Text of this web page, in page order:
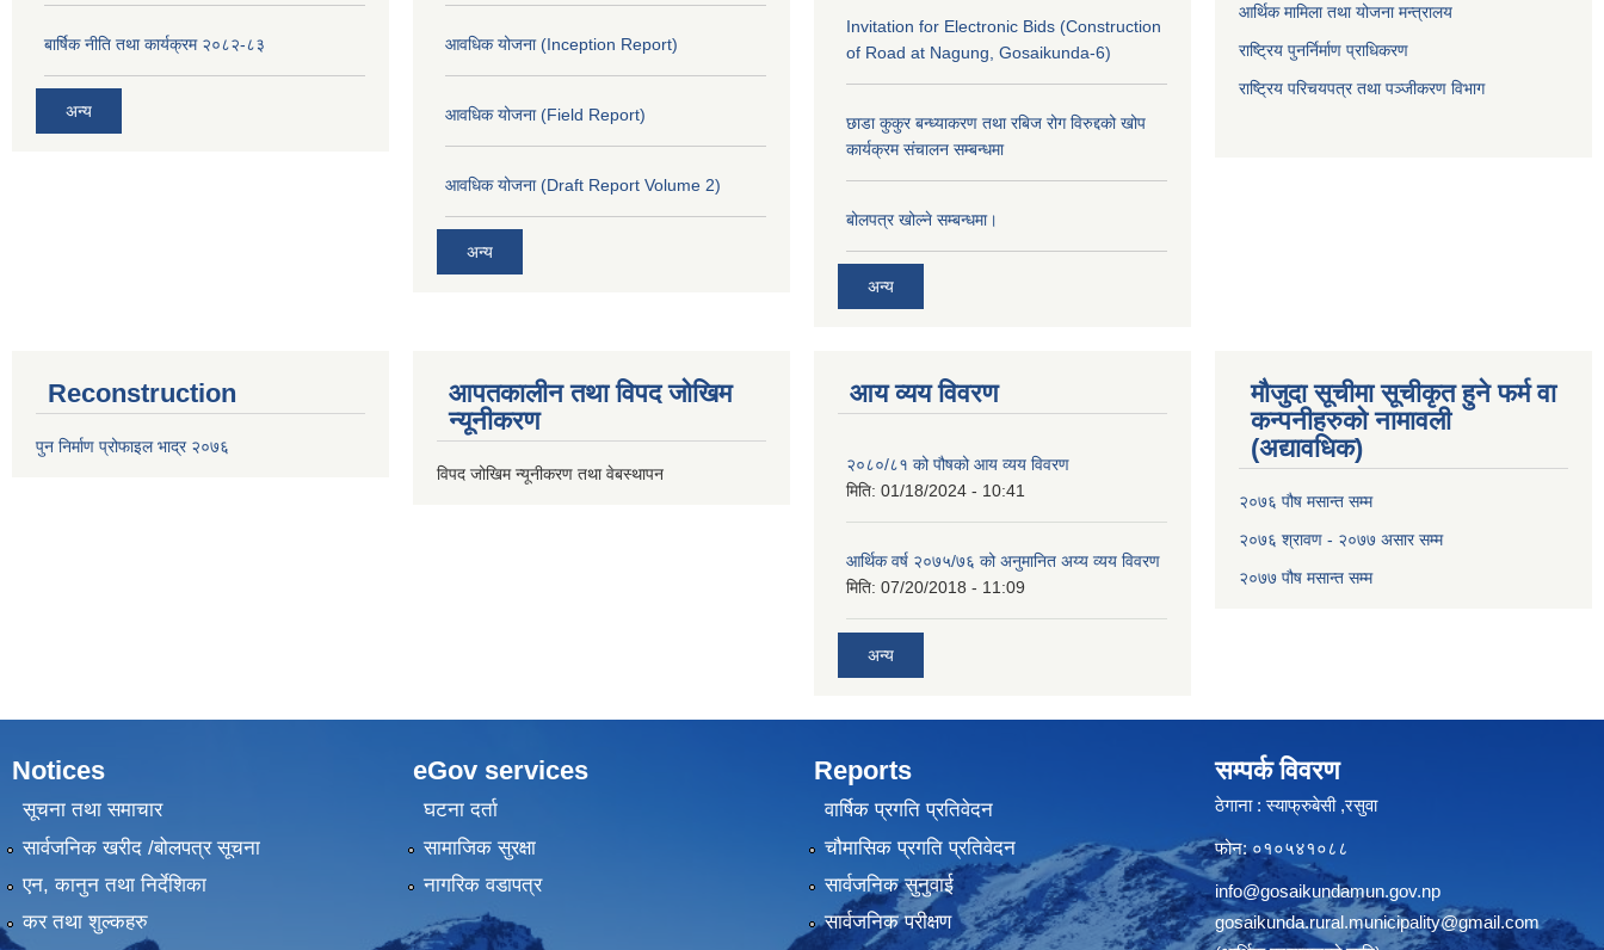
बार्षिक नीति तथा कार्यक्रम २०८२-८३
अन्य
आवधिक योजना (Inception Report)
आवधिक योजना (Field Report)
आवधिक योजना (Draft Report Volume 2)
अन्य
Invitation for Electronic Bids (Construction
of Road at Nagung, Gosaikunda-6)
छाडा कुकुर बन्ध्याकरण तथा रबिज रोग विरुद्दको खोप
कार्यक्रम संचालन सम्बन्धमा
बोलपत्र खोल्ने सम्बन्धमा।
अन्य
आर्थिक मामिला तथा योजना मन्त्रालय
राष्ट्रिय पुनर्निर्माण प्राधिकरण
राष्ट्रिय परिचयपत्र तथा पञ्जीकरण विभाग
Reconstruction
पुन निर्माण प्रोफाइल भाद्र २०७६
आपतकालीन तथा विपद जोखिम
न्यूनीकरण
विपद जोखिम न्यूनीकरण तथा वेबस्थापन
आय व्यय विवरण
२०८०/८१ को पौषको आय व्यय विवरण
मिति: 01/18/2024 - 10:41
आर्थिक वर्ष २०७५/७६ को अनुमानित अय्य व्यय विवरण
मिति: 07/20/2018 - 11:09
अन्य
मौजुदा सूचीमा सूचीकृत हुने फर्म वा
कन्पनीहरुको नामावली
(अद्यावधिक)
२०७६ पौष मसान्त सम्म
२०७६ श्रावण - २०७७ असार सम्म
२०७७ पौष मसान्त सम्म
Notices
सूचना तथा समाचार
सार्वजनिक खरीद /बोलपत्र सूचना
एन, कानुन तथा निर्देशिका
कर तथा शुल्कहरु
eGov services
घटना दर्ता
सामाजिक सुरक्षा
नागरिक वडापत्र
Reports
वार्षिक प्रगति प्रतिवेदन
चौमासिक प्रगति प्रतिवेदन
सार्वजनिक सुनुवाई
सार्वजनिक परीक्षण
सम्पर्क विवरण
ठेगाना : स्याफ्रुबेसी ,रसुवा
फोन: ०१०५४१०८८
info@gosaikundamun.gov.np
gosaikunda.rural.municipality@gmail.com